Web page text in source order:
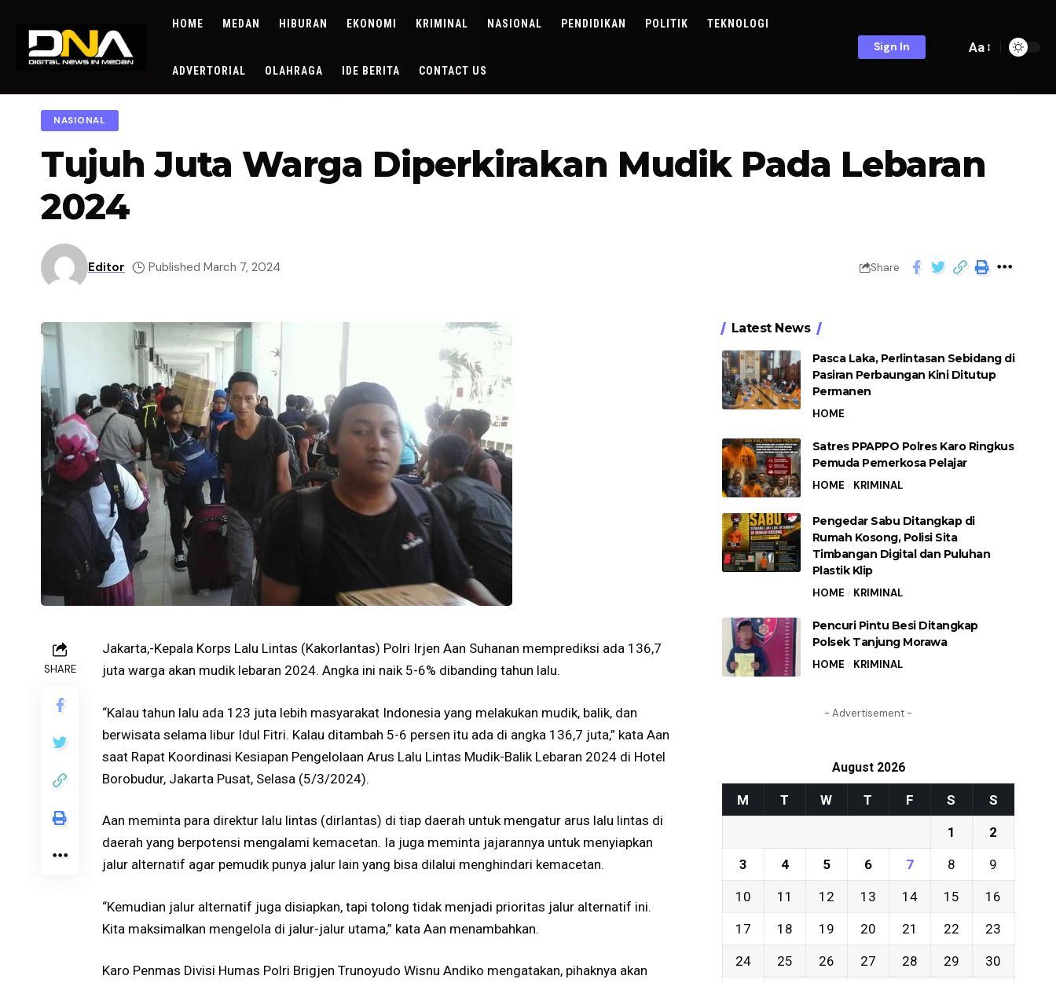
HOME MEDAN HIBURAN EKONOMI KRIMINAL NASIONAL PENDIDIKAN POLITIK TEKNOLOGI
ADVERTORIAL OLAHRAGA IDE BERITA CONTACT US
Sign In Aa
NASIONAL
Tujuh Juta Warga Diperkirakan Mudik Pada Lebaran
2024
Editor Published March 7, 2024 Share
SHARE
Jakarta,-Kepala Korps Lalu Lintas (Kakorlantas) Polri Irjen Aan Suhanan memprediksi ada 136,7
juta warga akan mudik lebaran 2024. Angka ini naik 5-6% dibanding tahun lalu.
“Kalau tahun lalu ada 123 juta lebih masyarakat Indonesia yang melakukan mudik, balik, dan
berwisata selama libur Idul Fitri. Kalau ditambah 5-6 persen itu ada di angka 136,7 juta,” kata Aan
saat Rapat Koordinasi Kesiapan Pengelolaan Arus Lalu Lintas Mudik-Balik Lebaran 2024 di Hotel
Borobudur, Jakarta Pusat, Selasa (5/3/2024).
Aan meminta para direktur lalu lintas (dirlantas) di tiap daerah untuk mengatur arus lalu lintas di
daerah yang berpotensi mengalami kemacetan. Ia juga meminta jajarannya untuk menyiapkan
jalur alternatif agar pemudik punya jalur lain yang bisa dilalui menghindari kemacetan.
“Kemudian jalur alternatif juga disiapkan, tapi tolong tidak menjadi prioritas jalur alternatif ini.
Kita maksimalkan mengelola di jalur-jalur utama,” kata Aan menambahkan.
Karo Penmas Divisi Humas Polri Brigjen Trunoyudo Wisnu Andiko mengatakan, pihaknya akan
Latest News
Pasca Laka, Perlintasan Sebidang di
Pasiran Perbaungan Kini Ditutup
Permanen
HOME
Satres PPAPPO Polres Karo Ringkus
Pemuda Pemerkosa Pelajar
HOME KRIMINAL
Pengedar Sabu Ditangkap di
Rumah Kosong, Polisi Sita
Timbangan Digital dan Puluhan
Plastik Klip
HOME KRIMINAL
Pencuri Pintu Besi Ditangkap
Polsek Tanjung Morawa
HOME KRIMINAL
- Advertisement -
August 2026
M T W T F S S
1 2
3 4 5 6 7 8 9
10 11 12 13 14 15 16
17 18 19 20 21 22 23
24 25 26 27 28 29 30